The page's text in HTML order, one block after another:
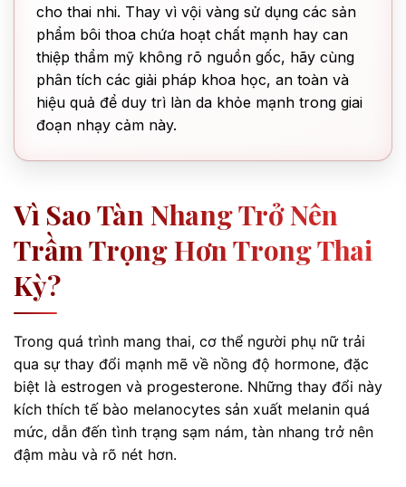
cho thai nhi. Thay vì vội vàng sử dụng các sản
phẩm bôi thoa chứa hoạt chất mạnh hay can
thiệp thẩm mỹ không rõ nguồn gốc, hãy cùng
phân tích các giải pháp khoa học, an toàn và
hiệu quả để duy trì làn da khỏe mạnh trong giai
đoạn nhạy cảm này.
Vì Sao Tàn Nhang Trở Nên
Trầm Trọng Hơn Trong Thai
Kỳ?
Trong quá trình mang thai, cơ thể người phụ nữ trải
qua sự thay đổi mạnh mẽ về nồng độ hormone, đặc
biệt là estrogen và progesterone. Những thay đổi này
kích thích tế bào melanocytes sản xuất melanin quá
mức, dẫn đến tình trạng sạm nám, tàn nhang trở nên
đậm màu và rõ nét hơn.